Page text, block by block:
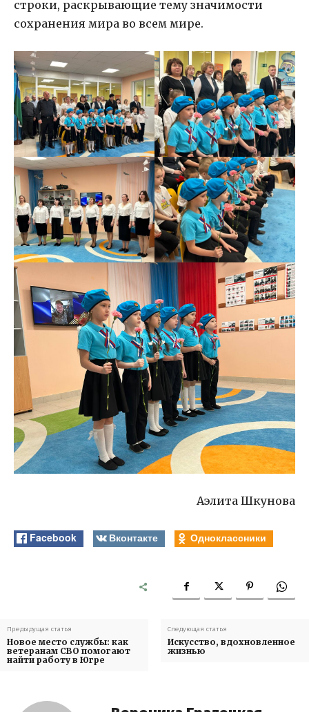
строки, раскрывающие тему значимости
сохранения мира во всем мире.
Аэлита Шкунова
Facebook Вконтакте Одноклассники
Предыдущая статья
Новое место службы: как
ветеранам СВО помогают
найти работу в Югре
Следующая статья
Искусство, вдохновленное
жизнью